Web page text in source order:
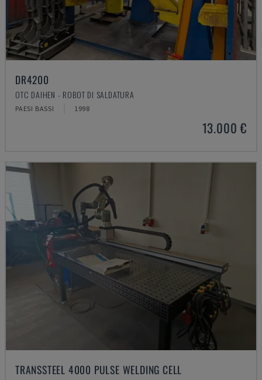
DR4200
OTC DAIHEN - ROBOT DI SALDATURA
PAESI BASSI 1998
13.000 €
TRANSSTEEL 4000 PULSE WELDING CELL